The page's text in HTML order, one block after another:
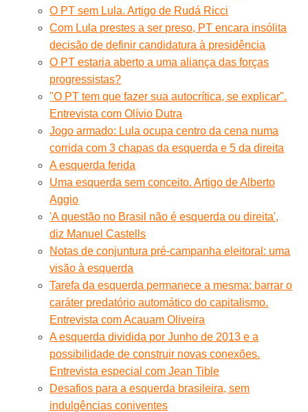
O PT sem Lula. Artigo de Rudá Ricci
Com Lula prestes a ser preso, PT encara insólita
decisão de definir candidatura à presidência
O PT estaria aberto a uma aliança das forças
progressistas?
"O PT tem que fazer sua autocrítica, se explicar".
Entrevista com Olívio Dutra
Jogo armado: Lula ocupa centro da cena numa
corrida com 3 chapas da esquerda e 5 da direita
A esquerda ferida
Uma esquerda sem conceito. Artigo de Alberto
Aggio
'A questão no Brasil não é esquerda ou direita',
diz Manuel Castells
Notas de conjuntura pré-campanha eleitoral: uma
visão à esquerda
Tarefa da esquerda permanece a mesma: barrar o
caráter predatório automático do capitalismo.
Entrevista com Acauam Oliveira
A esquerda dividida por Junho de 2013 e a
possibilidade de construir novas conexões.
Entrevista especial com Jean Tible
Desafios para a esquerda brasileira, sem
indulgências coniventes